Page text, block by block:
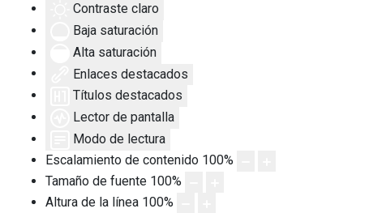
Contraste claro
Baja saturación
Alta saturación
Enlaces destacados
Títulos destacados
Lector de pantalla
Modo de lectura
Escalamiento de contenido 100%
Tamaño de fuente 100%
Altura de la línea 100%